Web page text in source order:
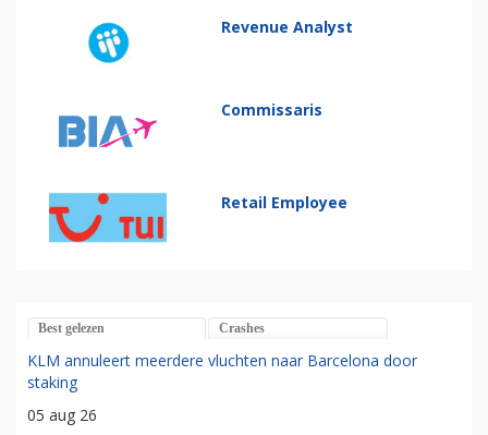
Revenue Analyst
Commissaris
Retail Employee
Best gelezen Crashes
KLM annuleert meerdere vluchten naar Barcelona door
staking
05 aug 26